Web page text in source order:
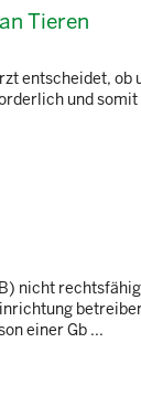
Tieren
entscheidet, ob
und somit
nicht
einer Gb ...